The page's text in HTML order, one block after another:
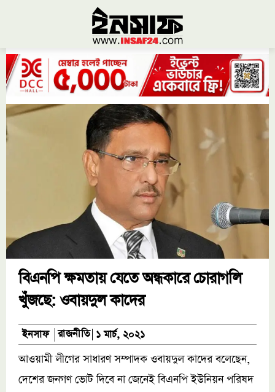
বিএনপি ক্ষমতায় যেতে অন্ধকারে চোরাগলি
খুঁজছে: ওবায়দুল কাদের
ইনসাফ রাজনীতি ১ মার্চ, ২০২১
আওয়ামী লীগের সাধারণ সম্পাদক ওবায়দুল কাদের বলেছেন,
দেশের জনগণ ভোট দিবে না জেনেই বিএনপি ইউনিয়ন পরিষদ